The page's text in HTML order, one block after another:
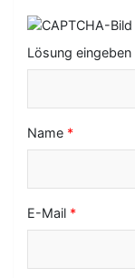
o
n
Lösung eingeben
Name *
E-Mail *